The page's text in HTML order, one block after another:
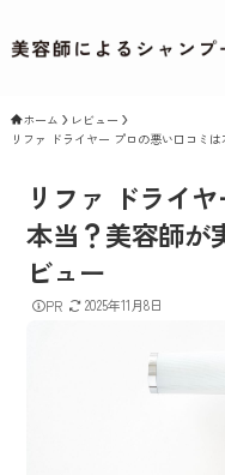
ホーム
レビュー
リファ ドライヤー プロの悪い口コミ
リファ ドライ
本当？美容師が
ビュー
PR 2025年11月8日